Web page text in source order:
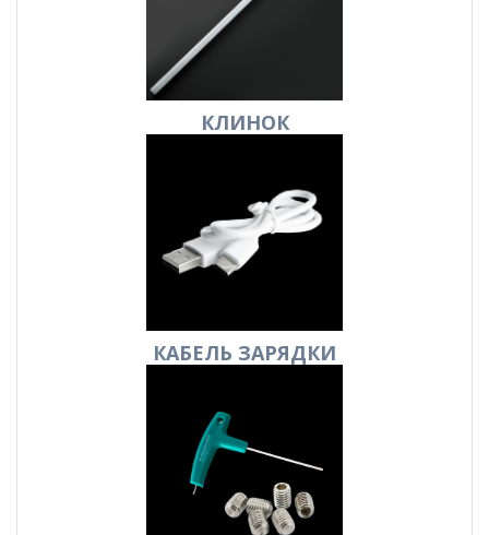
КЛИНОК
КАБЕЛЬ ЗАРЯДКИ